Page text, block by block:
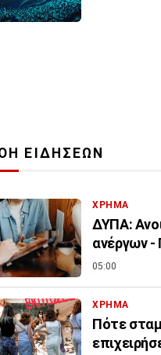
ΕΙΔΗΣΕΩΝ
ΧΡΗΜΑ
ΔΥΠΑ:
ανέργων -
05:00
ΧΡΗΜΑ
Πότε